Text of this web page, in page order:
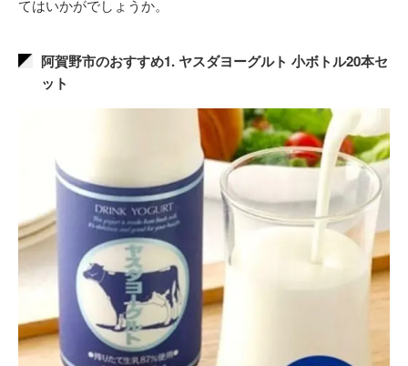
てはいかがでしょうか。
阿賀野市のおすすめ1. ヤスダヨーグルト 小ボトル20本セ
ット